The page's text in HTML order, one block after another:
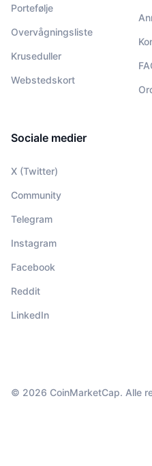
Portefølje
Overvågningsliste
Kruseduller
Webstedskort
Sociale medier
X (Twitter)
Community
Telegram
Instagram
Facebook
Reddit
LinkedIn
© 2026 CoinMarketCap. Alle